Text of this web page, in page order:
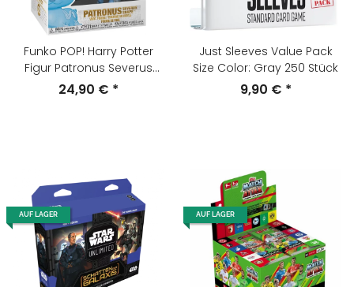
Funko POP! Harry Potter
Figur Patronus Severus
Snape Nr. #128 NEU & UVP
24,90 € *
Just Sleeves Value Pack
Size Color: Gray 250 Stück
9,90 € *
AUF LAGER AUF LAGER